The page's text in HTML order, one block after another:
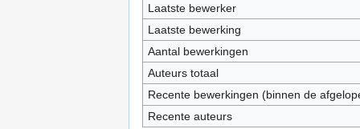
Laatste bewerker
Laatste bewerking
Aantal bewerkingen
Auteurs totaal
Recente bewerkingen (binnen de
Recente auteurs